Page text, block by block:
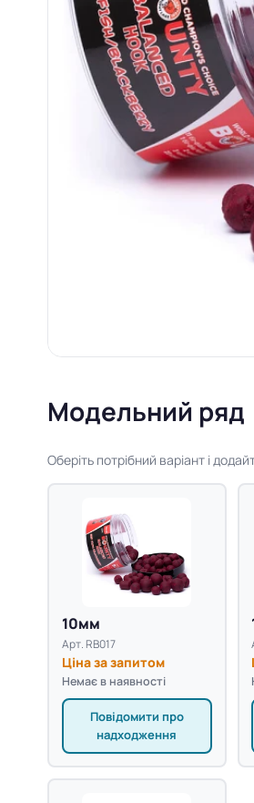
Модельний ряд
Оберіть потрібний варіант і
10мм
Арт. RB017
Ціна за запитом
Немає в наявності
Повідомити про
надходження